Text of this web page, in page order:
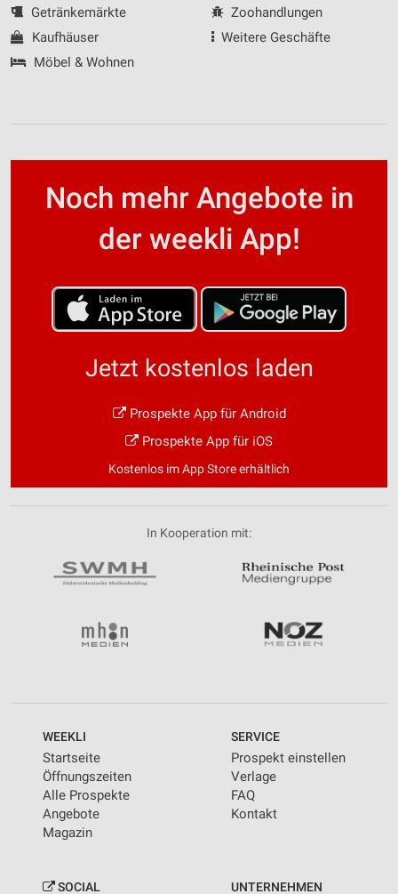
Getränkemärkte
Kaufhäuser
Möbel & Wohnen
Zoohandlungen
Weitere Geschäfte
Noch mehr Angebote in
der weekli App!
Jetzt kostenlos laden
Prospekte App für Android
Prospekte App für iOS
Kostenlos im App Store erhältlich
In Kooperation mit:
WEEKLI
Startseite
Öffnungszeiten
Alle Prospekte
Angebote
Magazin
SERVICE
Prospekt einstellen
Verlage
FAQ
Kontakt
SOCIAL UNTERNEHMEN